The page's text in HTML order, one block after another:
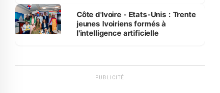
Côte d'Ivoire - Etats-Unis : Trente
jeunes Ivoiriens formés à
l'intelligence artificielle
PUBLICITÉ